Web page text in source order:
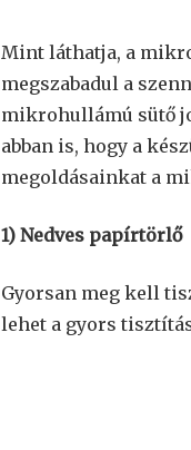
Mint láthatja, a
megszabadul a
mikrohullámú sütő
abban is, hogy a
megoldásainkat a
1) Nedves papírtörlő
Gyorsan meg kell
lehet a gyors